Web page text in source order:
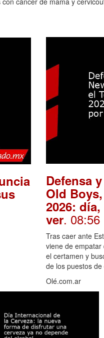
Defensa
Old
2026:
ver. 08:56
Tras caer ante
viene de empatar
el certamen y
de los puestos de
Olé.com.ar